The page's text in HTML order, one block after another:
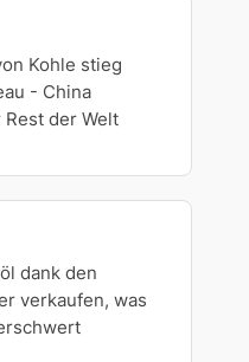
Kohle stieg
- China
der Welt
dank den
verkaufen, was